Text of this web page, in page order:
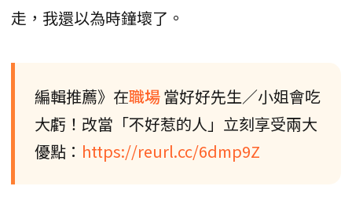
走，我還以為時鐘壞了。
編輯推薦》在職場當好好先生／小姐會吃
大虧！改當「不好惹的人」立刻享受兩大
優點： https://reurl.cc/6dmp9Z